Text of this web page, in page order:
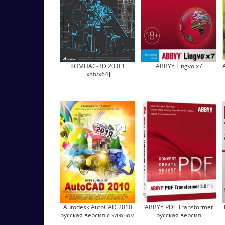
КОМПАС-3D 20.0.1
[x86/x64]
ABBYY Lingvo x7
Autodesk AutoCAD 2010
русская версия с ключом
ABBYY PDF Transformer
русская версия